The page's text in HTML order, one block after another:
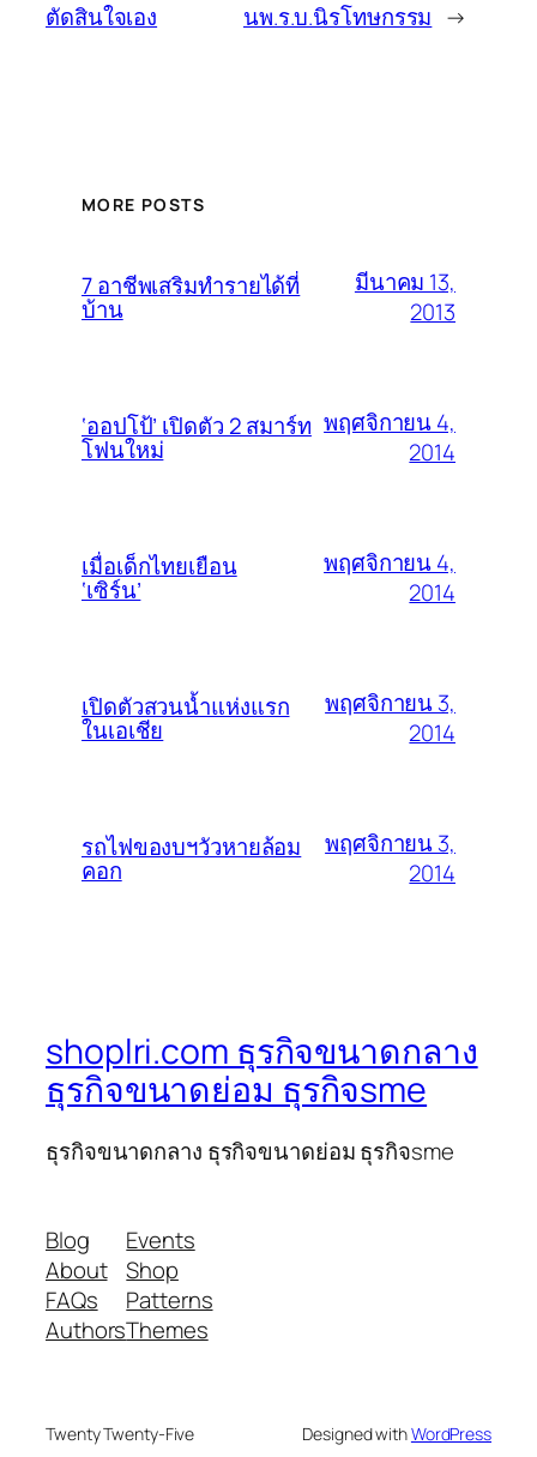
ตัดสินใจเอง
นพ.ร.บ.นิรโทษกรรม →
MORE POSTS
7 อาชีพเสริมทำรายได้ที่
บ้าน
มีนาคม 13,
2013
‘ออปโป้’ เปิดตัว 2 สมาร์ท
โฟนใหม่
พฤศจิกายน 4,
2014
เมื่อเด็กไทยเยือน
‘เซิร์น’
พฤศจิกายน 4,
2014
เปิดตัวสวนน้ำแห่งแรก
ในเอเชีย
พฤศจิกายน 3,
2014
รถไฟของบฯวัวหายล้อม
คอก
พฤศจิกายน 3,
2014
shoplri.com ธุรกิจขนาดกลาง
ธุรกิจขนาดย่อม ธุรกิจsme
ธุรกิจขนาดกลาง ธุรกิจขนาดย่อม ธุรกิจsme
Blog
About
FAQs
Authors
Events
Shop
Patterns
Themes
Twenty Twenty-Five Designed withWordPress